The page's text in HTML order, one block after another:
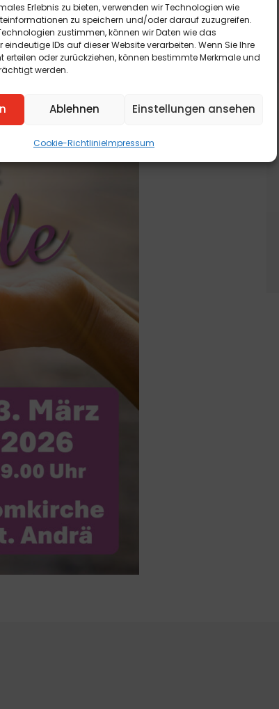
Erlebnis zu bieten, verwenden wir Technologien wie
zu speichern und/oder darauf zuzugreifen.
zustimmen, können wir Daten wie das
IDs auf dieser Website verarbeiten. Wenn Sie Ihre
oder zurückziehen, können bestimmte Merkmale und
werden.
Ablehnen Einstellungen ansehen
Cookie-RichtlinieImpressum